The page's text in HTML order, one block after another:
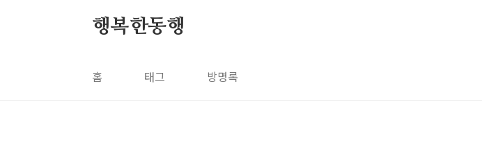
행복한동행
홈 태그 방명록